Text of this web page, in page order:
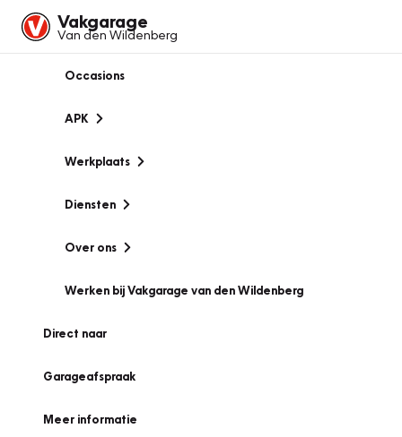
Vakgarage
Van den Wildenberg
Occasions
APK
Werkplaats
Diensten
Over ons
Werken bij Vakgarage van den Wildenberg
Direct naar
Garageafspraak
Meer informatie